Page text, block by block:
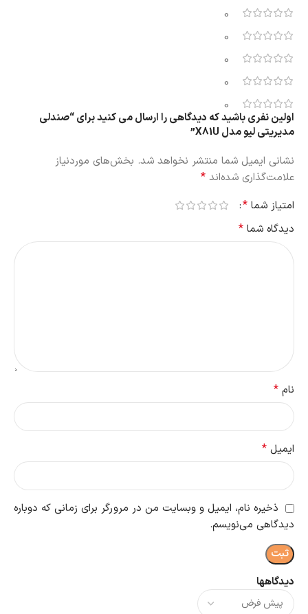
0
0
0
0
0
دیدگاهها
اولین نفری باشید که دیدگاهی را ارسال می کنید برای “صندلی
مدیریتی لیو مدل X81U”
نشانی ایمیل شما منتشر نخواهد شد. بخش‌های موردنیاز
علامت‌گذاری شده‌اند *
امتیاز شما *
دیدگاه شما *
نام *
ایمیل *
ذخیره نام، ایمیل و وبسایت من در مرورگر برای زمانی که دوباره
دیدگاهی می‌نویسم.